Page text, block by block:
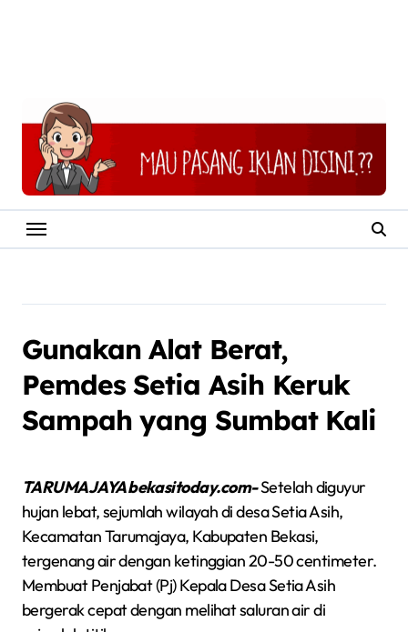
Gunakan Alat Berat,
Pemdes Setia Asih Keruk
Sampah yang Sumbat Kali
TARUMAJAYA bekasitoday.com-Setelah diguyur
hujan lebat, sejumlah wilayah di desa Setia Asih,
Kecamatan Tarumajaya, Kabupaten Bekasi,
tergenang air dengan ketinggian 20-50 centimeter.
Membuat Penjabat (Pj) Kepala Desa Setia Asih
bergerak cepat dengan melihat saluran air di